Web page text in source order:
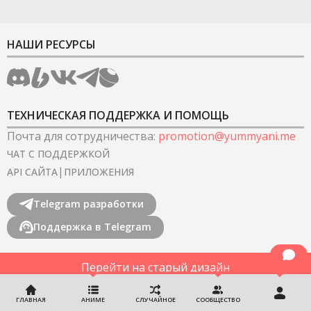
ГЛАВНАЯ АНИМЕ СЛУЧАЙНОЕ СООБЩЕСТВО
НАШИ РЕСУРСЫ
ТЕХНИЧЕСКАЯ ПОДДЕРЖКА И ПОМОЩЬ
Почта для сотрудничества: promotion@yummyani.me
ЧАТ С ПОДДЕРЖКОЙ
API САЙТА| ПРИЛОЖЕНИЯ
Telegram разработки
Поддержка в Telegram
Перейти на старый дизайн
©2022-2026YummyAnime.Все права защищены